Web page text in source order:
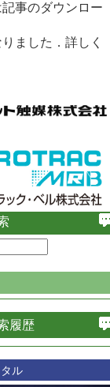
事のダウンロー
ました．詳しく
必ず含む
履歴
ル